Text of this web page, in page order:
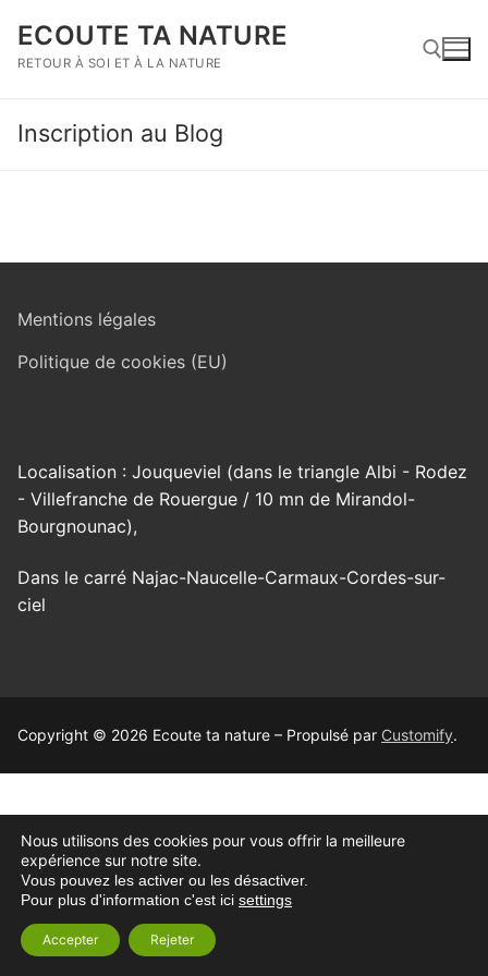
contenu
ECOUTE TA NATURE
RETOUR À SOI ET À LA NATURE
Inscription au Blog
Mentions légales
Politique de cookies (EU)
Localisation : Jouqueviel (dans le triangle Albi - Rodez
- Villefranche de Rouergue / 10 mn de Mirandol-
Bourgnounac),
Dans le carré Najac-Naucelle-Carmaux-Cordes-sur-
ciel
Copyright © 2026 Ecoute ta nature – Propulsé par Customify.
Nous utilisons des cookies pour vous offrir la meilleure
expérience sur notre site.
Vous pouvez les activer ou les désactiver.
Pour plus d'information c'est ici settings
Accepter Rejeter